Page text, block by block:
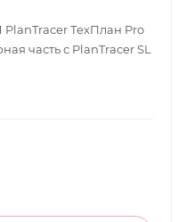
ТехПлан Pro
часть с PlanTracer SL